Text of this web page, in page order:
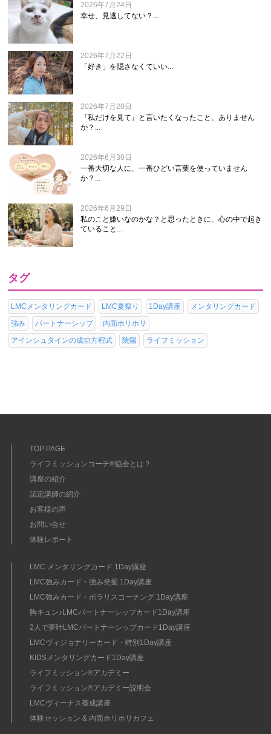
2026年7月24日
幸せ、見逃してない？...
2026年7月22日
「好き」を隠さなくていい...
2026年7月20日
『私だけを見て』と言いたくなったこと、ありません
か？...
2026年6月30日
一番大切な人に、一番ひどい言葉を使っていません
か？...
2026年6月29日
私のこと嫌いなのかな？と思ったときに、心の中で起き
ていること...
タグ
LMCメンタリングカード LMC夏祭り 1Day講座
メンタリングカード
強み
パートナーシップ
内面ホリホリ
アインシュタインの成功方程式
陰陽 ライフミッション
TOP PAGE
ライフミッションコーチ®協会とは？
講座の紹介
認定講師の紹介
お客様の声
お問い合せ
体験レポート
LMC メンタリングカード 1Day講座
LMC強みカード・強み発掘 1Day講座
LMC強みカード・ポラリスコーチング 1Day講座
胸キュン♪LMCパートナーシップカード1Day講座
2人で夢叶LMCパートナーシップカード1Day講座
LMCヴィジョナリーカード・特別1Day講座
KIDSメンタリングカード1Day講座
ライフミッション®︎アカデミー
ライフミッション®︎アカデミー説明会
LMCヴィーナス養成講座
体験セッション & 内面ホリホリカフェ